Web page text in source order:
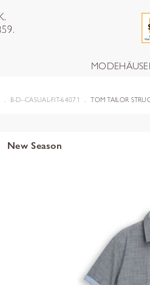
B-D--CASUAL-FIT-64071 TOM TAILOR
New Season